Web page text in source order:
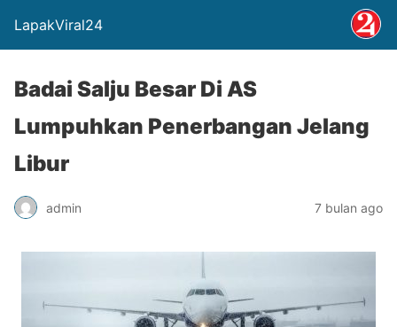
LapakViral24
Badai Salju Besar Di AS
Lumpuhkan Penerbangan Jelang
Libur
admin 7 bulan ago